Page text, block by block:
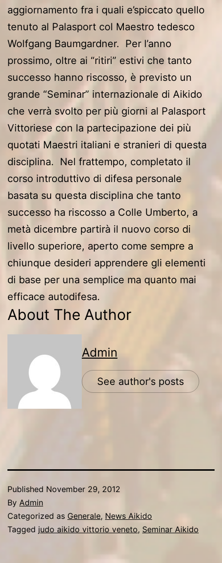
aggiornamento fra i quali e’spiccato quello
tenuto al Palasport col Maestro tedesco
Wolfgang Baumgardner. Per l’anno
prossimo, oltre ai “ritiri” estivi che tanto
successo hanno riscosso, è previsto un
grande “Seminar” internazionale di Aikido
che verrà svolto per più giorni al Palasport
Vittoriese con la partecipazione dei più
quotati Maestri italiani e stranieri di questa
disciplina. Nel frattempo, completato il
corso introduttivo di difesa personale
basata su questa disciplina che tanto
successo ha riscosso a Colle Umberto, a
metà dicembre partirà il nuovo corso di
livello superiore, aperto come sempre a
chiunque desideri apprendere gli elementi
di base per una semplice ma quanto mai
efficace autodifesa.
About The Author
Admin
See author's posts
Published November 29, 2012
By Admin
Categorized as Generale, News Aikido
Tagged judo aikido vittorio veneto, Seminar Aikido